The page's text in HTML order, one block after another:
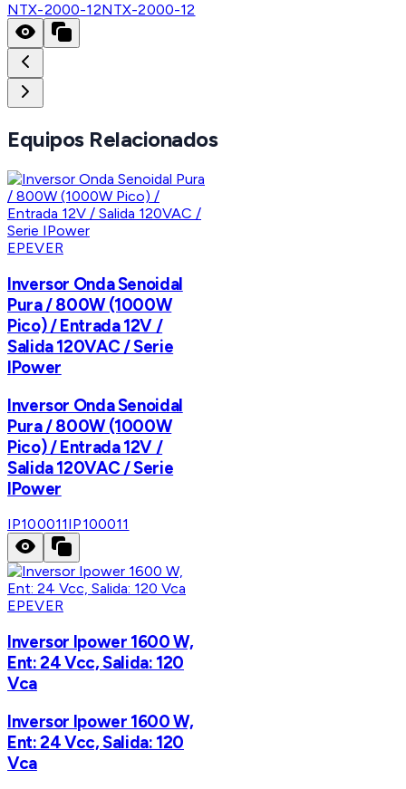
NTX-2000-12NTX-2000-12
Equipos Relacionados
EPEVER
Inversor Onda Senoidal
Pura / 800W (1000W
Pico) / Entrada 12V /
Salida 120VAC / Serie
IPower
Inversor Onda Senoidal
Pura / 800W (1000W
Pico) / Entrada 12V /
Salida 120VAC / Serie
IPower
IP100011IP100011
EPEVER
Inversor Ipower 1600 W,
Ent: 24 Vcc, Salida: 120
Vca
Inversor Ipower 1600 W,
Ent: 24 Vcc, Salida: 120
Vca